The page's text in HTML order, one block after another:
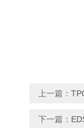
上一篇：
下一篇：